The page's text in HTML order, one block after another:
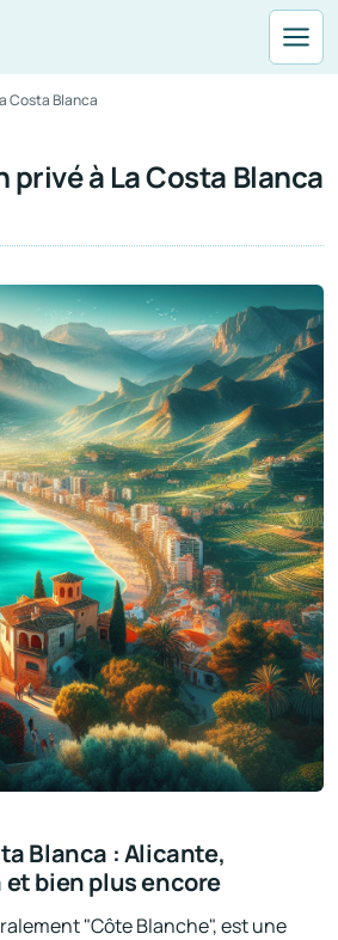
Costa Blanca
privé à La Costa Blanca
Blanca : Alicante,
et bien plus encore
"Côte Blanche", est une